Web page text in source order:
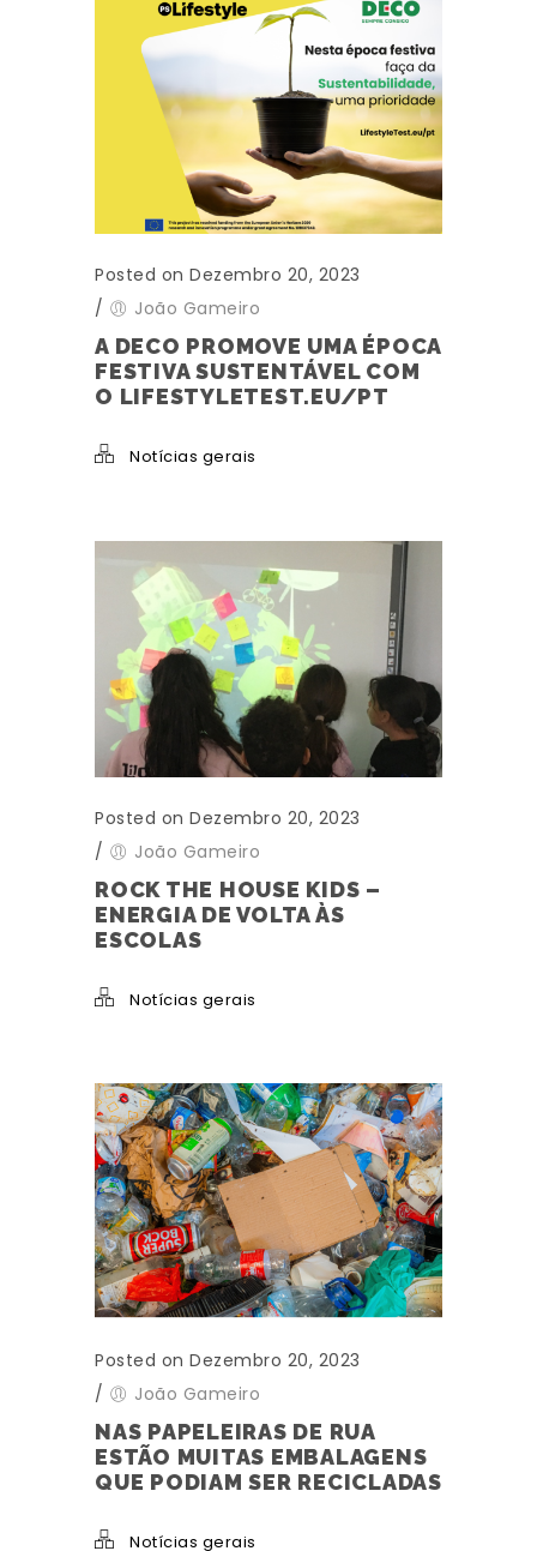
Posted on Dezembro 20, 2023
/
João Gameiro
A DECO PROMOVE UMA ÉPOCA
FESTIVA SUSTENTÁVEL COM
O LIFESTYLETEST.EU/PT
Notícias gerais
Posted on Dezembro 20, 2023
/
João Gameiro
ROCK THE HOUSE KIDS –
ENERGIA DE VOLTA ÀS
ESCOLAS
Notícias gerais
Posted on Dezembro 20, 2023
/
João Gameiro
NAS PAPELEIRAS DE RUA
ESTÃO MUITAS EMBALAGENS
QUE PODIAM SER RECICLADAS
Notícias gerais